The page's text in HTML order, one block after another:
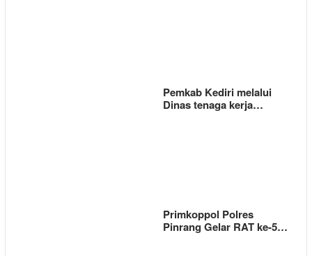
Pemkab Kediri melalui
Dinas tenaga kerja…
Primkoppol Polres
Pinrang Gelar RAT ke-5…